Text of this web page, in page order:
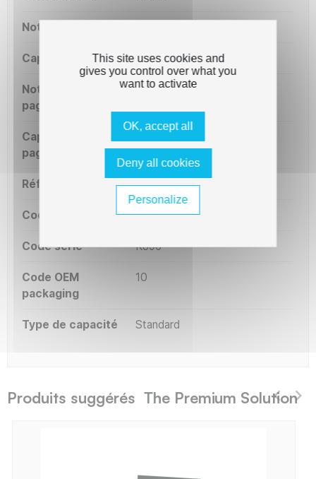
Notre capacité ml
Capacité OEM ml 15 ml
Notre capacité
pages
425 pages
Capacité OEM
pages
425 pages
Référence OEM K8965
Code court K8965
Code série K896
Code OEM
packaging
10
Type de capacité Standard
Produits suggérés The Premium Solution
This site uses cookies and
gives you control over what you
want to activate
OK, accept all
Deny all cookies
Personalize